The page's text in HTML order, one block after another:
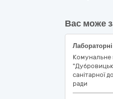
Вас може
Комунальне
санітарної
ради